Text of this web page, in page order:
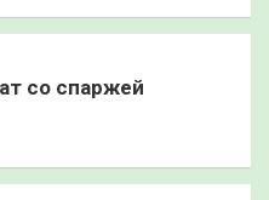
со спаржей